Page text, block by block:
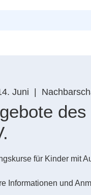
Juni
für Kinder mit
Informationen und